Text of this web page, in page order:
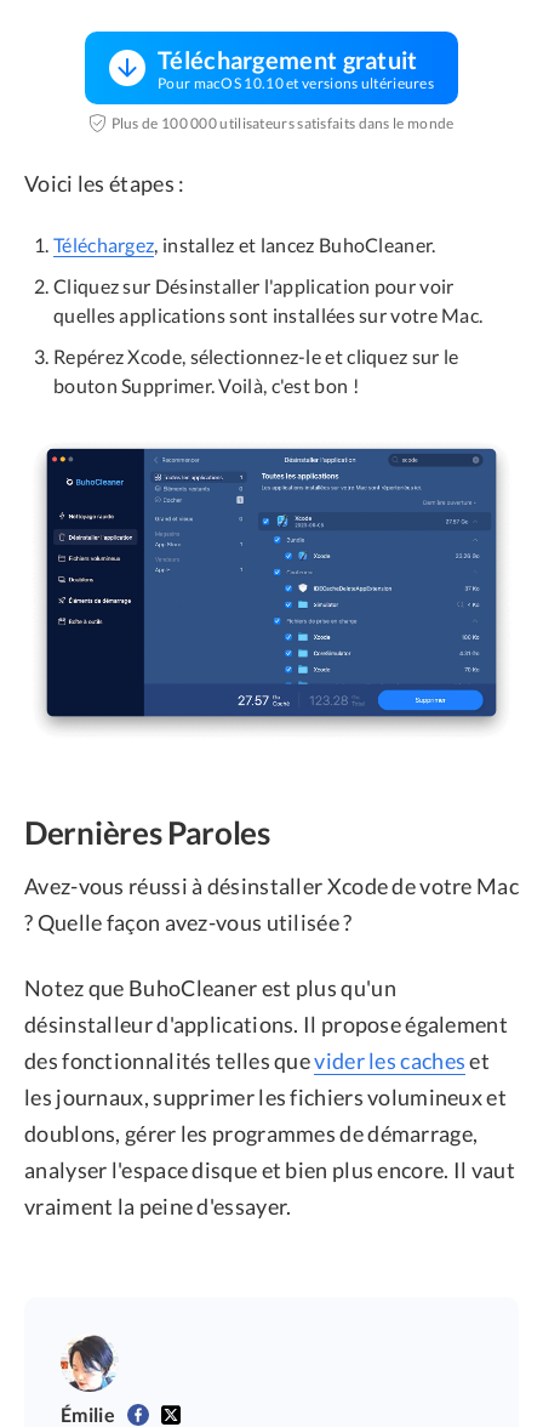
Téléchargement gratuit
Pour macOS 10.10 et versions ultérieures
Plus de 100 000 utilisateurs satisfaits dans le monde
Voici les étapes :
Téléchargez, installez et lancez BuhoCleaner.
Cliquez sur Désinstaller l'application pour voir
quelles applications sont installées sur votre Mac.
Repérez Xcode, sélectionnez-le et cliquez sur le
bouton Supprimer. Voilà, c'est bon !
Dernières Paroles
Avez-vous réussi à désinstaller Xcode de votre Mac
? Quelle façon avez-vous utilisée ?
Notez que BuhoCleaner est plus qu'un
désinstalleur d'applications. Il propose également
des fonctionnalités telles quevider les cacheset
les journaux, supprimer les fichiers volumineux et
doublons, gérer les programmes de démarrage,
analyser l'espace disque et bien plus encore. Il vaut
vraiment la peine d'essayer.
Émilie